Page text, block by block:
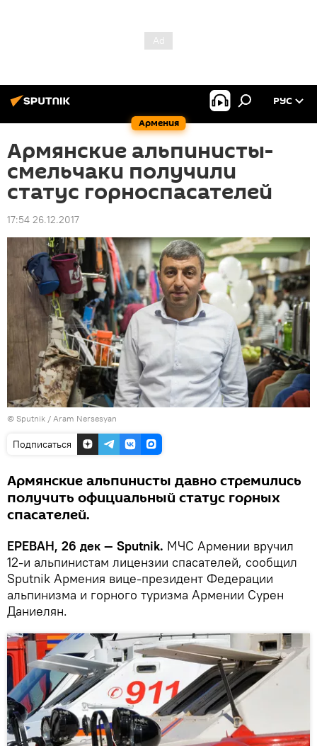
Армения
РУС
Армянские альпинисты-
смельчаки получили
статус горноспасателей
17:54 26.12.2017
© Sputnik / Aram Nersesyan
Подписаться
Армянские альпинисты давно стремились
получить официальный статус горных
спасателей.
ЕРЕВАН, 26 дек — Sputnik. МЧС Армении вручил
12-и альпинистам лицензии спасателей, сообщил
Sputnik Армения вице-президент Федерации
альпинизма и горного туризма Армении Сурен
Даниелян.